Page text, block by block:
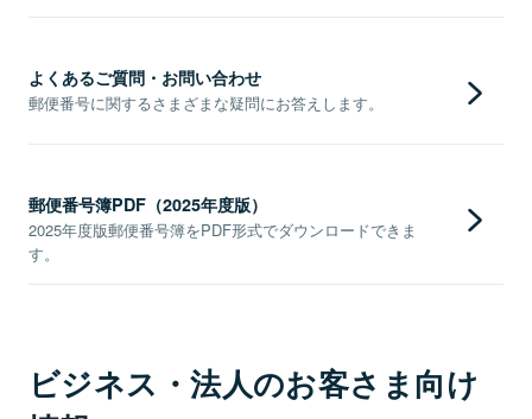
よくあるご質問・お問い合わせ
郵便番号に関するさまざまな疑問にお答えします。
郵便番号簿PDF（2025年度版）
2025年度版郵便番号簿をPDF形式でダウンロードできま
す。
ビジネス・法人のお客さま向け